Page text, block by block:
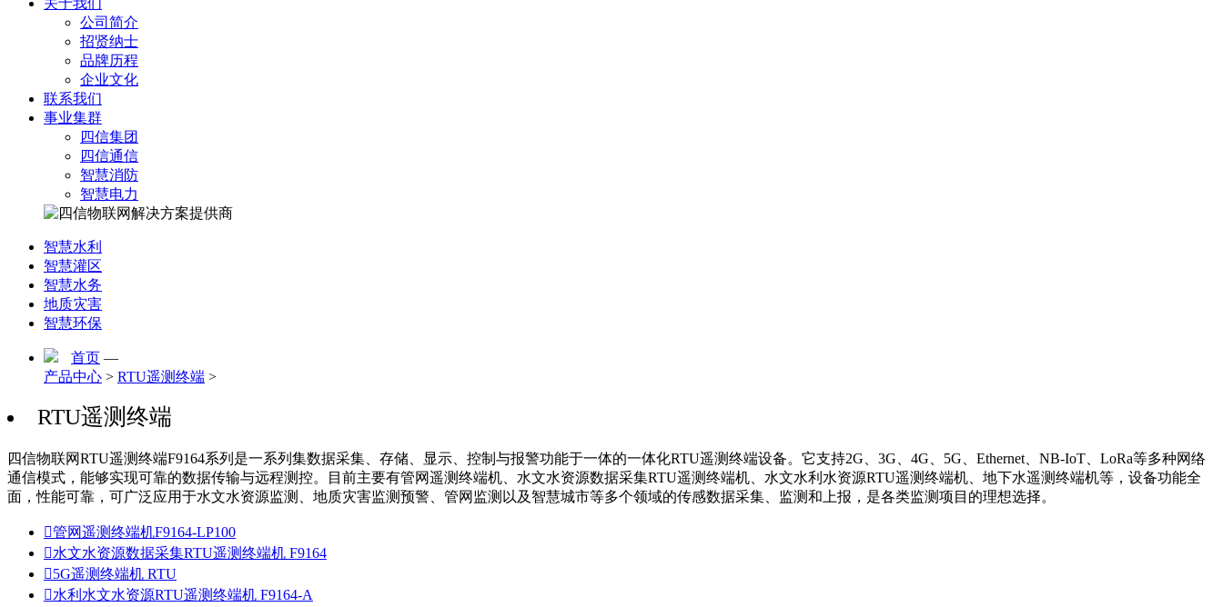
关于我们
公司简介
招贤纳士
品牌历程
企业文化
联系我们
事业集群
四信集团
四信通信
智慧消防
智慧电力
智慧水利
智慧灌区
智慧水务
地质灾害
智慧环保
首页 —
产品中心 > RTU遥测终端 >
RTU遥测终端
四信物联网RTU遥测终端F9164系列是一系列集数据采集、存储、显示、控制与报警功能于一体的一体化RTU遥测终端设备。它支持2G、3G、4G、5G、Ethernet、NB-IoT、LoRa等多种网络
通信模式，能够实现可靠的数据传输与远程测控。目前主要有管网遥测终端机、水文水资源数据采集RTU遥测终端机、水文水利水资源RTU遥测终端机、地下水遥测终端机等，设备功能全
面，性能可靠，可广泛应用于水文水资源监测、地质灾害监测预警、管网监测以及智慧城市等多个领域的传感数据采集、监测和上报，是各类监测项目的理想选择。
管网遥测终端机F9164-LP100
水文水资源数据采集RTU遥测终端机 F9164
5G遥测终端机 RTU
水利水文水资源RTU遥测终端机 F9164-A